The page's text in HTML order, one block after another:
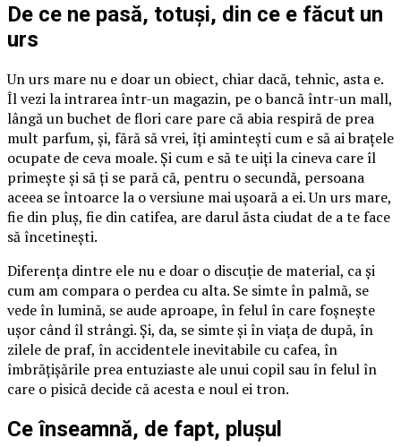
De ce ne pasă, totuși, din ce e făcut un
urs
Un urs mare nu e doar un obiect, chiar dacă, tehnic, asta e.
Îl vezi la intrarea într-un magazin, pe o bancă într-un mall,
lângă un buchet de flori care pare că abia respiră de prea
mult parfum, și, fără să vrei, îți amintești cum e să ai brațele
ocupate de ceva moale. Și cum e să te uiți la cineva care îl
primește și să ți se pară că, pentru o secundă, persoana
aceea se întoarce la o versiune mai ușoară a ei. Un urs mare,
fie din pluș, fie din catifea, are darul ăsta ciudat de a te face
să încetinești.
Diferența dintre ele nu e doar o discuție de material, ca și
cum am compara o perdea cu alta. Se simte în palmă, se
vede în lumină, se aude aproape, în felul în care foșnește
ușor când îl strângi. Și, da, se simte și în viața de după, în
zilele de praf, în accidentele inevitabile cu cafea, în
îmbrățișările prea entuziaste ale unui copil sau în felul în
care o pisică decide că acesta e noul ei tron.
Ce înseamnă, de fapt, plușul